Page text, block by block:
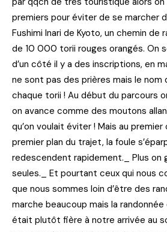
premiers pour éviter de se marcher
Fushimi Inari de Kyoto, un chemin de
de 10 000 torii rouges orangés. On
d’un côté il y a des inscriptions, en
ne sont pas des prières mais le nom
chaque torii ! Au début du parcours
on avance comme des moutons
qu’on voulait éviter ! Mais au
premier plan du trajet, la foule
redescendent rapidement._ Plus on
seules._ Et pourtant ceux qui nous
que nous sommes loin d’être des
marche beaucoup mais la
était plutôt fière à notre arrivée au